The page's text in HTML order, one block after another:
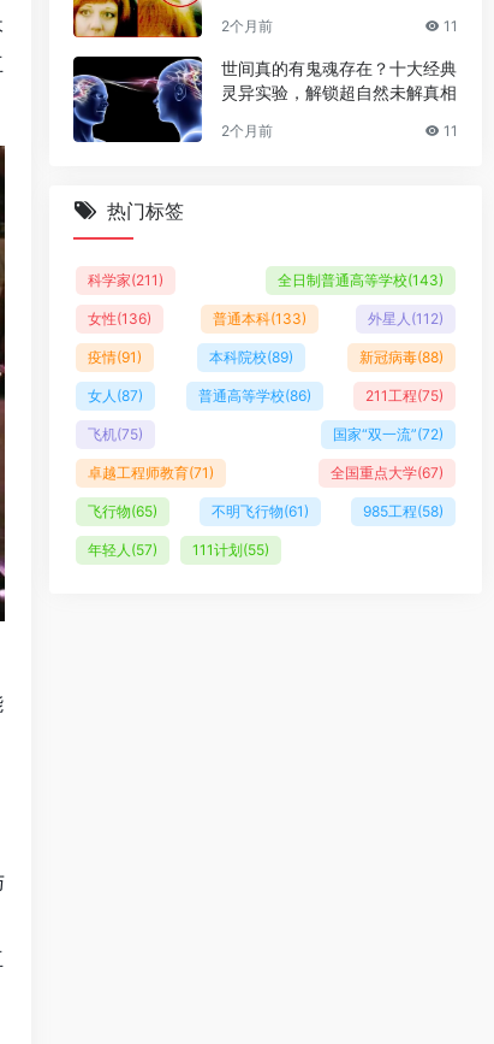
2个月前 11
世间真的有鬼魂存在？十大经典
灵异实验，解锁超自然未解真相
2个月前 11
热门标签
科学家(211) 全日制普通高等学校(143)
女性(136) 普通本科(133) 外星人 (112)
疫情(91) 本科院校(89) 新冠病毒(88)
女人 (87) 普通高等学校(86) 211工程(75)
飞机(75) 国家“双一流”(72)
卓越工程师教育(71) 全国重点大学(67)
飞行物(65) 不明飞行物(61) 985工程(58)
年轻人 (57) 111计划(55)